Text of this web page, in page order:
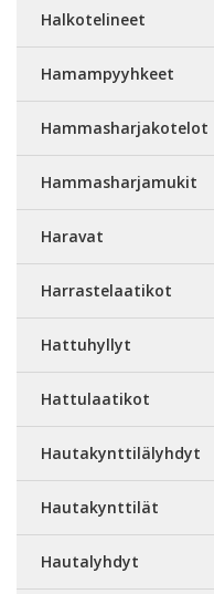
Halkotelineet
Hamampyyhkeet
Hammasharjakotelot
Hammasharjamukit
Haravat
Harrastelaatikot
Hattuhyllyt
Hattulaatikot
Hautakynttilälyhdyt
Hautakynttilät
Hautalyhdyt